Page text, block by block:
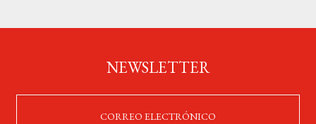
NEWSLETTER